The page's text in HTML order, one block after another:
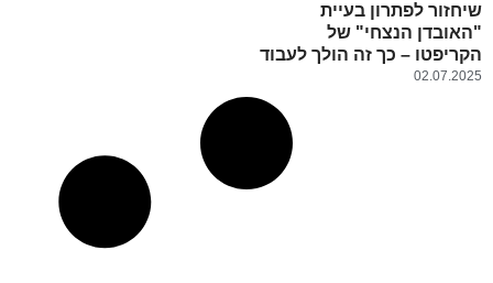
שיחזור לפתרון בעיית
"האובדן הנצחי" של
הקריפטו – כך זה הולך לעבוד
02.07.2025